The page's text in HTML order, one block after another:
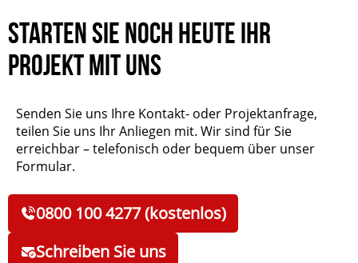
Starten Sie noch heute Ihr
Projekt mit uns
Senden Sie uns Ihre Kontakt- oder Projektanfrage,
teilen Sie uns Ihr Anliegen mit. Wir sind für Sie
erreichbar – telefonisch oder bequem über unser
Formular.
0800 100 4277 (kostenlos)
Schreiben Sie uns